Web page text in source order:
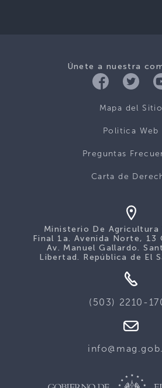
Únete a nuestra
Mapa del Sitio
Politica Web
Preguntas
Carta de
Ministerio De Agricultura
Final 1a. Avenida Norte, 13
Av. Manuel Gallardo.
Libertad. República de El
(503) 2210-